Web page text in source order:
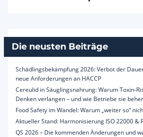
Die neusten Beiträge
Schädlingsbekämpfung 2026: Verbot der
neue Anforderungen an HACCP
Cereulid in Säuglingsnahrung: Warum Toxin-
Denken verlangen – und wie Betriebe sie
Food Safety im Wandel: Warum „weiter so“
Aktueller Stand: Harmonisierung ISO 22000 &
QS 2026 – Die kommenden Änderungen und